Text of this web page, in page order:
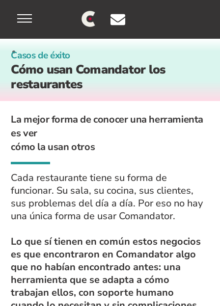
Menu
Casos de éxito
Cómo usan Comandator los
restaurantes
La mejor forma de conocer una herramienta
es ver
cómo la usan otros
Cada restaurante tiene su forma de
funcionar. Su sala, su cocina, sus clientes,
sus problemas del día a día. Por eso no hay
una única forma de usar Comandator.
Lo que sí tienen en común estos negocios
es que encontraron en Comandator algo
que no habían encontrado antes: una
herramienta que se adapta a cómo
trabajan ellos, con soporte humano